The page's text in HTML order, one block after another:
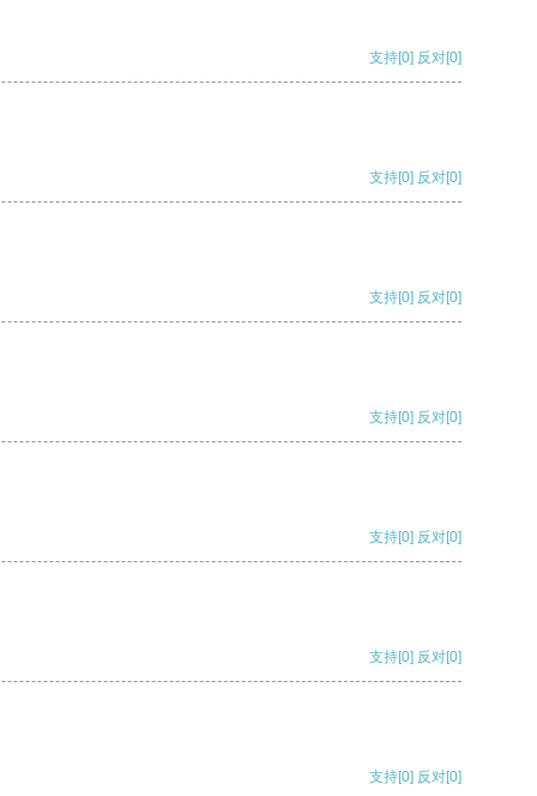
支持[0] 反对[0]
支持[0] 反对[0]
支持[0] 反对[0]
支持[0] 反对[0]
支持[0] 反对[0]
支持[0] 反对[0]
支持[0] 反对[0]